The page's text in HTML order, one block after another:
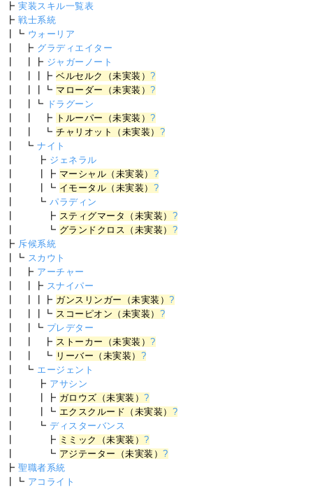
┣実装スキル一覧表
┣戦士系統
┃┗ ウォーリア
┃ ┣ グラディエイター
┃ ┃┣ ジャガーノート
┃ ┃┃┣ベルセルク（未実装）?
┃ ┃┃┗ マローダー（未実装）?
┃ ┃┗ ドラグーン
┃ ┃ ┣ トルーパー（未実装）?
┃ ┃ ┗チャリオット（未実装） ?
┃ ┗ナイト
┃ ┣ ジェネラル
┃ ┃┣ マーシャル（未実装） ?
┃ ┃┗ イモータル（未実装） ?
┃ ┗パラディン
┃ ┣ スティグマータ（未実装） ?
┃ ┗ グランドクロス（未実装） ?
┣ 斥候系統
┃┗ スカウト
┃ ┣ アーチャー
┃ ┃┣ スナイパー
┃ ┃┃┣ ガンスリンガー（未実装）?
┃ ┃┃┗ スコーピオン（未実装） ?
┃ ┃┗ プレデター
┃ ┃ ┣ ストーカー（未実装）?
┃ ┃ ┗ リーバー（未実装） ?
┃ ┗ エージェント
┃ ┣ アサシン
┃ ┃┣ ガロウズ（未実装）?
┃ ┃┗ エクスクルード（未実装） ?
┃ ┗ディスターバンス
┃ ┣ ミミック（未実装）?
┃ ┗ アジテーター（未実装）?
┣聖職者系統
┃┗ アコライト